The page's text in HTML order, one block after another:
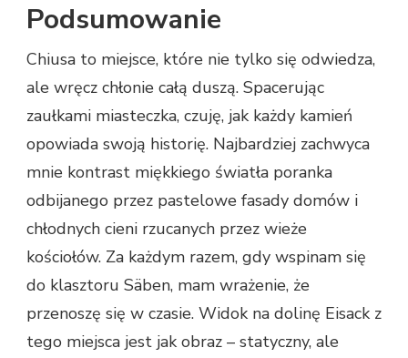
Podsumowanie
Chiusa to miejsce, które nie tylko się odwiedza,
ale wręcz chłonie całą duszą. Spacerując
zaułkami miasteczka, czuję, jak każdy kamień
opowiada swoją historię. Najbardziej zachwyca
mnie kontrast miękkiego światła poranka
odbijanego przez pastelowe fasady domów i
chłodnych cieni rzucanych przez wieże
kościołów. Za każdym razem, gdy wspinam się
do klasztoru Säben, mam wrażenie, że
przenoszę się w czasie. Widok na dolinę Eisack z
tego miejsca jest jak obraz – statyczny, ale